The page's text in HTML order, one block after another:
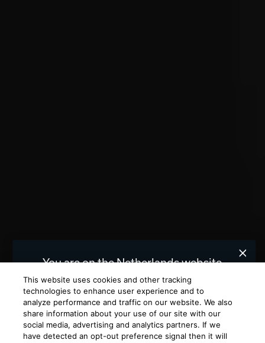
You are on the Netherlands website.
We recommendUnited States
Choose a different website.
NETHERLANDS UNITED STATES
This website uses cookies and other tracking
technologies to enhance user experience and to
analyze performance and traffic on our website. We also
share information about your use of our site with our
social media, advertising and analytics partners. If we
have detected an opt-out preference signal then it will